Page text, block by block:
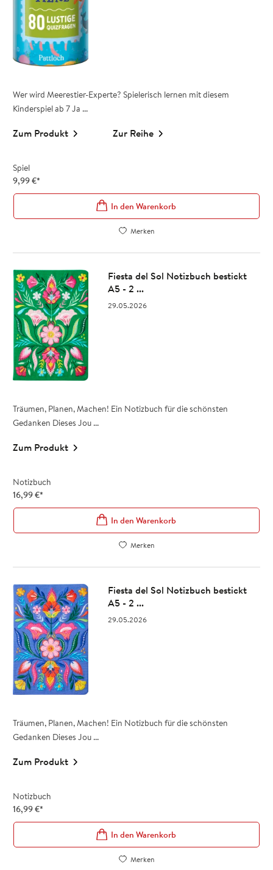
Wer wird Meerestier-Experte? Spielerisch lernen mit diesem
Kinderspiel ab 7 Ja ...
Zum Produkt Zur Reihe
Spiel
9,99€*
In den Warenkorb
Merken
Fiesta del Sol Notizbuch bestickt
A5 - 2 ...
29.05.2026
Träumen, Planen, Machen! Ein Notizbuch für die schönsten
Gedanken Dieses Jou ...
Zum Produkt
Notizbuch
16,99€*
In den Warenkorb
Merken
Fiesta del Sol Notizbuch bestickt
A5 - 2 ...
29.05.2026
Träumen, Planen, Machen! Ein Notizbuch für die schönsten
Gedanken Dieses Jou ...
Zum Produkt
Notizbuch
16,99€*
In den Warenkorb
Merken